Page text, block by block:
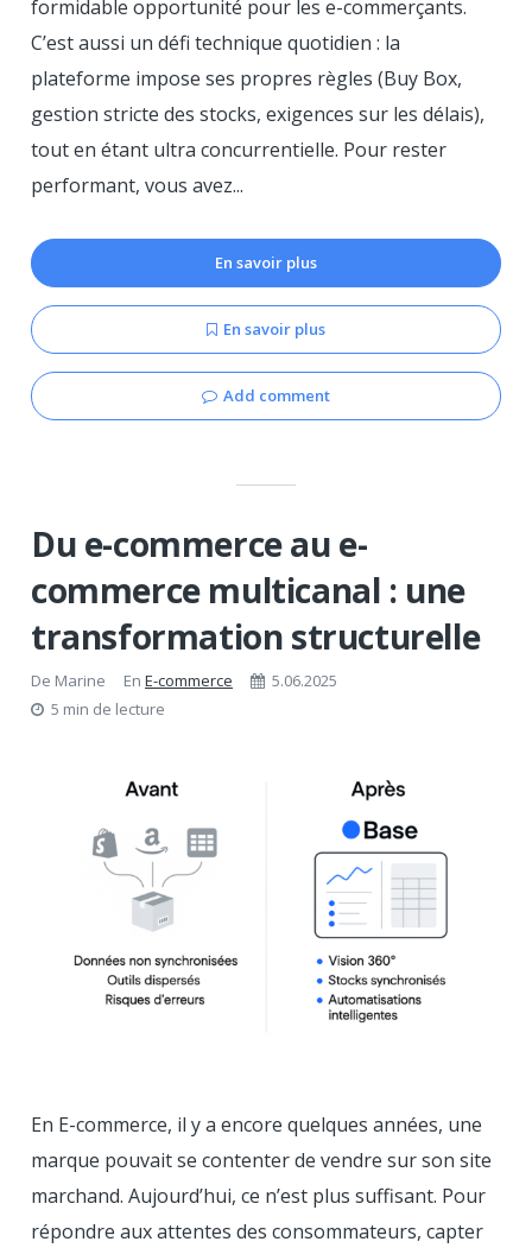
formidable opportunité pour les e-commerçants.
C’est aussi un défi technique quotidien : la
plateforme impose ses propres règles (Buy Box,
gestion stricte des stocks, exigences sur les délais),
tout en étant ultra concurrentielle. Pour rester
performant, vous avez...
En savoir plus
En savoir plus
Add comment
Du e-commerce au e-
commerce multicanal : une
transformation structurelle
De Marine En E-commerce
5.06.2025
5 min de lecture
En E-commerce, il y a encore quelques années, une
marque pouvait se contenter de vendre sur son site
marchand. Aujourd’hui, ce n’est plus suffisant. Pour
répondre aux attentes des consommateurs, capter